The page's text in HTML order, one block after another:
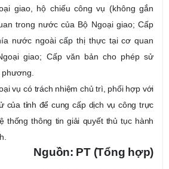
giao, hộ chiếu công vụ (không gắn
trong nước của Bộ Ngoại giao; Cấp
nước ngoài cấp thị thực tại cơ quan
giao; Cấp văn bản cho phép sử
vụ có trách nhiệm chủ trì, phối hợp với
của tỉnh để cung cấp dịch vụ công trực
thống thông tin giải quyết thủ tục hành
Nguồn: PT (Tổng hợp)